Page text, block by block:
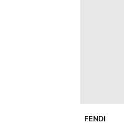
FENDI